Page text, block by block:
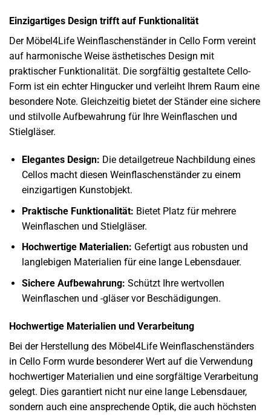
Einzigartiges Design trifft auf Funktionalität
Der Möbel4Life Weinflaschenständer in Cello Form vereint
auf harmonische Weise ästhetisches Design mit
praktischer Funktionalität. Die sorgfältig gestaltete Cello-
Form ist ein echter Hingucker und verleiht Ihrem Raum eine
besondere Note. Gleichzeitig bietet der Ständer eine sichere
und stilvolle Aufbewahrung für Ihre Weinflaschen und
Stielgläser.
Elegantes Design: Die detailgetreue Nachbildung eines
Cellos macht diesen Weinflaschenständer zu einem
einzigartigen Kunstobjekt.
Praktische Funktionalität: Bietet Platz für mehrere
Weinflaschen und Stielgläser.
Hochwertige Materialien: Gefertigt aus robusten und
langlebigen Materialien für eine lange Lebensdauer.
Sichere Aufbewahrung: Schützt Ihre wertvollen
Weinflaschen und -gläser vor Beschädigungen.
Hochwertige Materialien und Verarbeitung
Bei der Herstellung des Möbel4Life Weinflaschenständers
in Cello Form wurde besonderer Wert auf die Verwendung
hochwertiger Materialien und eine sorgfältige Verarbeitung
gelegt. Dies garantiert nicht nur eine lange Lebensdauer,
sondern auch eine ansprechende Optik, die auch höchsten